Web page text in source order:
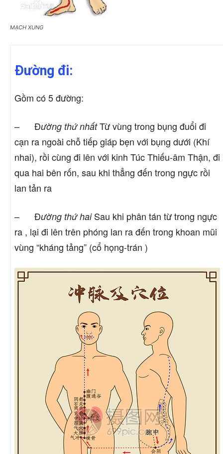
MẠCH XUNG
Đường đi:
Gồm có 5 đường:
– Đường thứ nhấtTừ vùng trong bụng đuổi đi
cạn ra ngoài chỗ tiếp giáp bẹn với bụng dưới (Khí
nhai), rồi cùng đi lên với kinh Túc Thiếu-âm Thận, đi
qua hai bên rốn, sau khi thẳng đến trong ngực rồi
lan tản ra
– Đường thứ haiSau khi phân tán từ trong ngực
ra , lại đi lên trên phóng lan ra đến trong khoan mũi
vùng “kháng tảng” (cổ họng-trán )